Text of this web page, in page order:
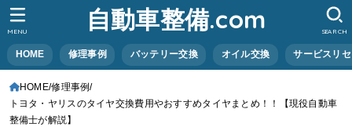
自動車整備.com
HOME 修理事例 バッテリー交換 オイル交換 サービスリ
SEARCH
MENU
HOME 修理事例
トヨタ・ヤリスのタイヤ交換費用やおすすめタイヤまとめ！！【現役自動車
整備士が解説】